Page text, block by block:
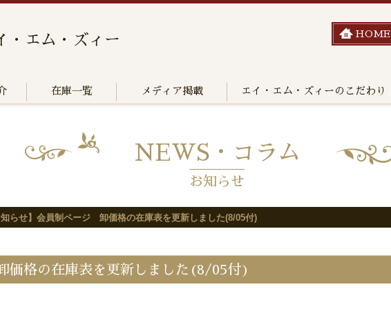
・エム・ズィー HOME
在庫一覧 メディア掲載 エイ・エム・ズィーのこだわり
NEWS・コラム
お知らせ
知らせ】会員制ページ 卸価格の在庫表を更新しました(8/05付)
価格の在庫表を更新しました(8/05付)